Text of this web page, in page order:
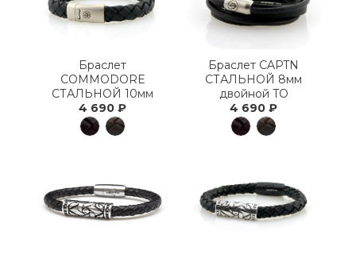
Браслет
COMMODORE
СТАЛЬНОЙ 10мм
4 690 ₽
Браслет CAPTN
СТАЛЬНОЙ 8мм
двойной TO
4 690 ₽